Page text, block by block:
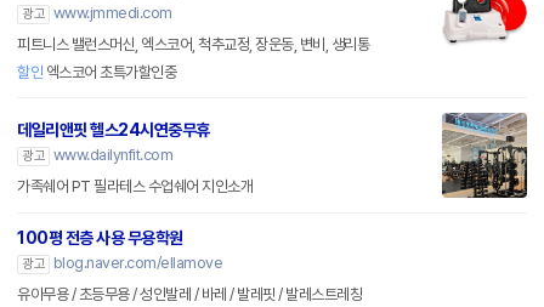
광고 www.jmmedi.com
피트니스 밸런스머신, 엑스코어, 척추교정, 장운동, 변비, 생리통
할인 엑스코어 초특가할인중
데일리앤핏 헬스24시연중무휴
광고 www.dailynfit.com
가족쉐어 PT 필라테스 수업쉐어 지인소개
100평 전층 사용 무용학원
광고
blog.naver.com/ellamove
유아무용 / 초등무용 / 성인발레 / 바레 / 발레핏 / 발레스트레칭